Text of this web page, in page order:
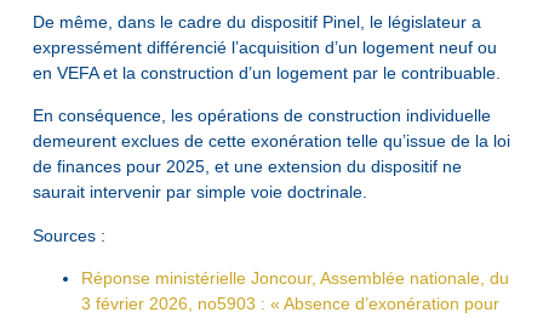
De même, dans le cadre du dispositif Pinel, le législateur a
expressément différencié l’acquisition d’un logement neuf ou
en VEFA et la construction d’un logement par le contribuable.
En conséquence, les opérations de construction individuelle
demeurent exclues de cette exonération telle qu’issue de la loi
de finances pour 2025, et une extension du dispositif ne
saurait intervenir par simple voie doctrinale.
Sources :
Réponse ministérielle Joncour, Assemblée nationale, du
3 février 2026, no5903 : « Absence d’exonération pour